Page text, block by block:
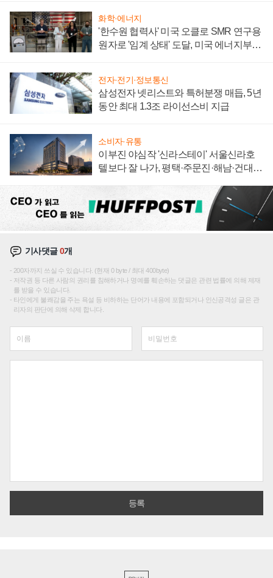
화학·에너지
'한수원 협력사' 미국 오클로 SMR 연구용
원자로 '임계 상태' 도달, 미국 에너지부
전자·전기·정보통신
삼성전자 넷리스트와 특허분쟁 매듭, 5년
동안 최대 1.3조 라이선스비 지급
소비자·유통
이부진 야심작 '신라스테이' 서울신라호
텔보다 잘 나가, 평택·주문진·해남·건대로
기사댓글0개
200자까지 쓰실 수 있습니다. (현재 0 byte / 최대 400byte)
저작권 등 다른 사람의 권리를 침해하거나 명예를 훼손하는 댓글은 관련 법률에 의해 제재
를 받을 수 있습니다.
타인에게 불쾌감을 주는 욕설 등 비하하는 단어가 내용에 포함되거나 인신공격성 글은 관
리자의 판단에 의해 삭제 합니다.